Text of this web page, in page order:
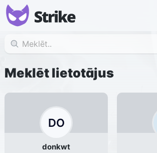
Meklēt lietotājus
DO
donkwt